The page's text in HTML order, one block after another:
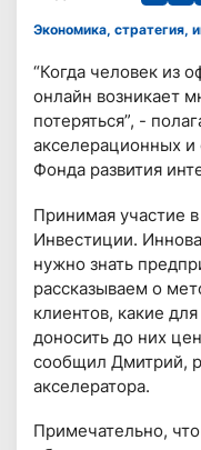
Экономика,
“Когда человек из
онлайн возникает
потеряться”, -
акселерационных и
Фонда развития
Принимая участие
Инвестиции.
нужно знать
рассказываем о
клиентов, какие
доносить до них
сообщил Дмитрий,
акселератора.
Примечательно,